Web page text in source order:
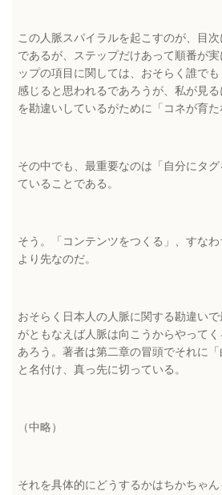
この人脈スパイラルを起こすのが、目
であるが、ステップだけあって順番が
ップの項目に関しては、おそらく誰で
感じると思われるであろうが、私が見
を勘違いしているがために「コネが育た
その中でも、最重要なのは「自分にタ
ていることである。
そう。「コンテンツをつくる」、すなわ
より先なのだ。
おそらく日本人の人脈に関する勘違い
がともなえば人脈は向こうからやって
あろう。著者は第二章の冒頭でそれに「
と名付け、真っ先に切っている。
（中略）
それを具体的にどうするかはちかちゃ